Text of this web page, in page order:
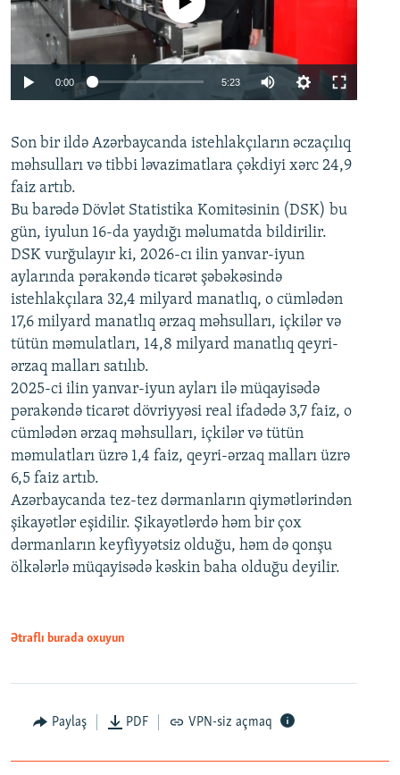
Auto 240p 360p 480p
720p 1080p
0:00 5:23
360p
480p
720p
1080p
Son bir ildə Azərbaycanda istehlakçıların əczaçılıq
məhsulları və tibbi ləvazimatlara çəkdiyi xərc 24,9
faiz artıb.
Bu barədə Dövlət Statistika Komitəsinin (DSK) bu
gün, iyulun 16-da yaydığı məlumatda bildirilir.
DSK vurğulayır ki, 2026-cı ilin yanvar-iyun
aylarında pərakəndə ticarət şəbəkəsində
istehlakçılara 32,4 milyard manatlıq, o cümlədən
17,6 milyard manatlıq ərzaq məhsulları, içkilər və
tütün məmulatları, 14,8 milyard manatlıq qeyri-
ərzaq malları satılıb.
2025-ci ilin yanvar-iyun ayları ilə müqayisədə
pərakəndə ticarət dövriyyəsi real ifadədə 3,7 faiz, o
cümlədən ərzaq məhsulları, içkilər və tütün
məmulatları üzrə 1,4 faiz, qeyri-ərzaq malları üzrə
6,5 faiz artıb.
Azərbaycanda tez-tez dərmanların qiymətlərindən
şikayətlər eşidilir. Şikayətlərdə həm bir çox
dərmanların keyfiyyətsiz olduğu, həm də qonşu
ölkələrlə müqayisədə kəskin baha olduğu deyilir.
Ətraflı burada oxuyun
Paylaş PDF VPN-siz açmaq